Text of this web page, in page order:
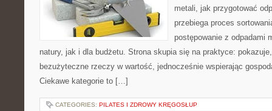
metali, jak przygotować
przebiega proces
postępowanie z odpadami
natury, jak i dla budżetu. Strona skupia się na praktyce:
bezużyteczne rzeczy w wartość, jednocześnie wspierając
Ciekawe kategorie to […]
CATEGORIES: PILATES I ZDROWY KRĘGOSŁUP